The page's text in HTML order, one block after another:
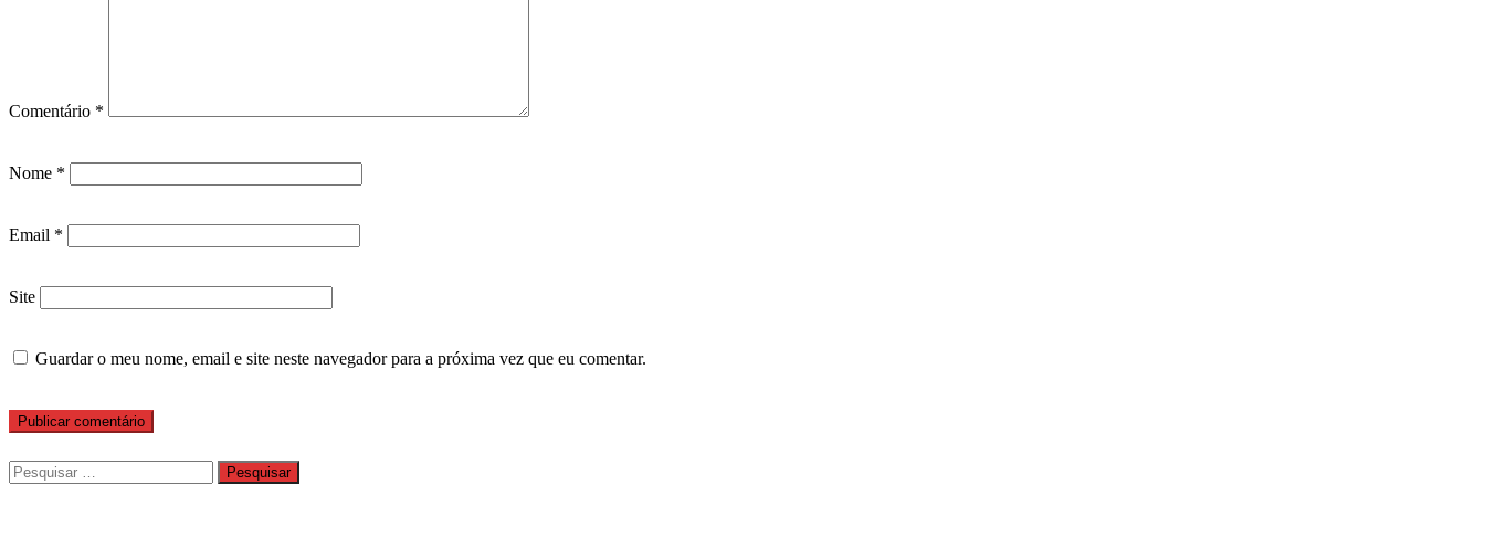
Comentário *
Nome *
Email *
Site
Guardar o meu nome, email e site neste navegador para a próxima vez que eu comentar.
Pesquisar
por: